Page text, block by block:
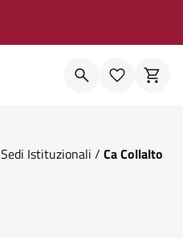
Sedi Istituzionali / Ca Collalto